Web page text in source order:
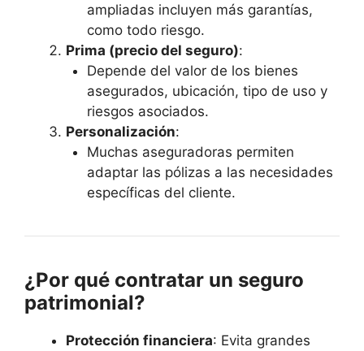
ampliadas incluyen más garantías,
como todo riesgo.
Prima (precio del seguro):
Depende del valor de los bienes
asegurados, ubicación, tipo de uso y
riesgos asociados.
Personalización:
Muchas aseguradoras permiten
adaptar las pólizas a las necesidades
específicas del cliente.
¿Por qué contratar un seguro
patrimonial?
Protección financiera: Evita grandes